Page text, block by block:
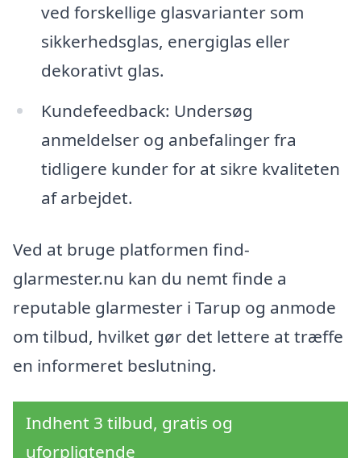
ved forskellige glasvarianter som
sikkerhedsglas, energiglas eller
dekorativt glas.
Kundefeedback: Undersøg
anmeldelser og anbefalinger fra
tidligere kunder for at sikre kvaliteten
af arbejdet.
Ved at bruge platformen find-
glarmester.nu kan du nemt finde a
reputable glarmester i Tarup og anmode
om tilbud, hvilket gør det lettere at træffe
en informeret beslutning.
Indhent 3 tilbud, gratis og
uforpligtende